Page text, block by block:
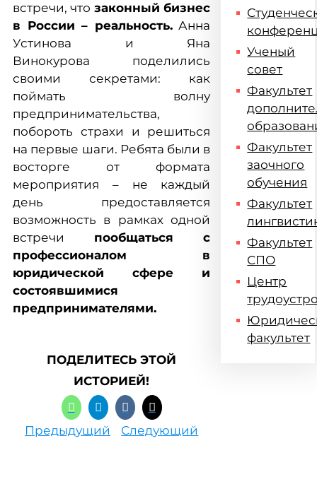
встречи, что законный бизнес
в России – реальность.Анна
Устинова и Яна
Винокурова поделились
своими секретами: как
поймать волну
предпринимательства,
побороть страхи и решиться
на первые шаги. Ребята были в
восторге от формата
мероприятия – не каждый
день предоставляется
возможность в рамках одной
встречи пообщаться с
профессионалом в
юридической сфере и
состоявшимися
предпринимателями.
ПОДЕЛИТЕСЬ ЭТОЙ
ИСТОРИЕЙ!
Предыдущий Следующий
Ученый
совет
Факультет
Факультет
заочного
обучения
Факультет
Факультет
СПО
Центр
факультет